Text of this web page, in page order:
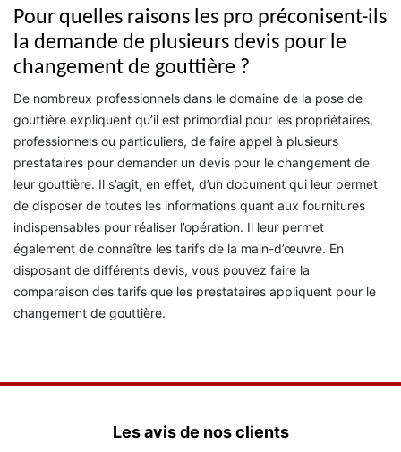
Pour quelles raisons les pro préconisent-ils
la demande de plusieurs devis pour le
changement de gouttière ?
De nombreux professionnels dans le domaine de la pose de
gouttière expliquent qu’il est primordial pour les propriétaires,
professionnels ou particuliers, de faire appel à plusieurs
prestataires pour demander un devis pour le changement de
leur gouttière. Il s’agit, en effet, d’un document qui leur permet
de disposer de toutes les informations quant aux fournitures
indispensables pour réaliser l’opération. Il leur permet
également de connaître les tarifs de la main-d’œuvre. En
disposant de différents devis, vous pouvez faire la
comparaison des tarifs que les prestataires appliquent pour le
changement de gouttière.
Les avis de nos clients